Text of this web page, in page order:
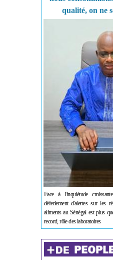
qualité, on ne
Face à l'inquiétude
déferlement d'alertes sur les
aliments au Sénégal est plus
record, rôle des laboratoires